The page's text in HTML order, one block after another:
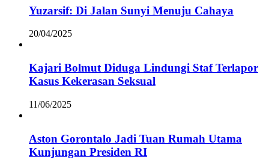
Yuzarsif: Di Jalan Sunyi Menuju Cahaya
20/04/2025
Kajari Bolmut Diduga Lindungi Staf Terlapor
Kasus Kekerasan Seksual
11/06/2025
Aston Gorontalo Jadi Tuan Rumah Utama
Kunjungan Presiden RI